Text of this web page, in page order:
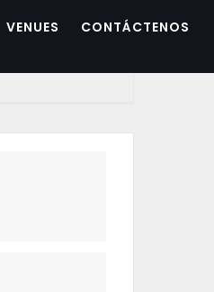
VENUES CONTÁCTENOS